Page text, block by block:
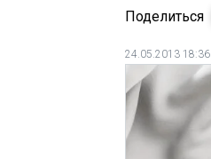
Поделиться
24.05.2013 18:36